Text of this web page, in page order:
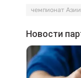
чемпионат Азии